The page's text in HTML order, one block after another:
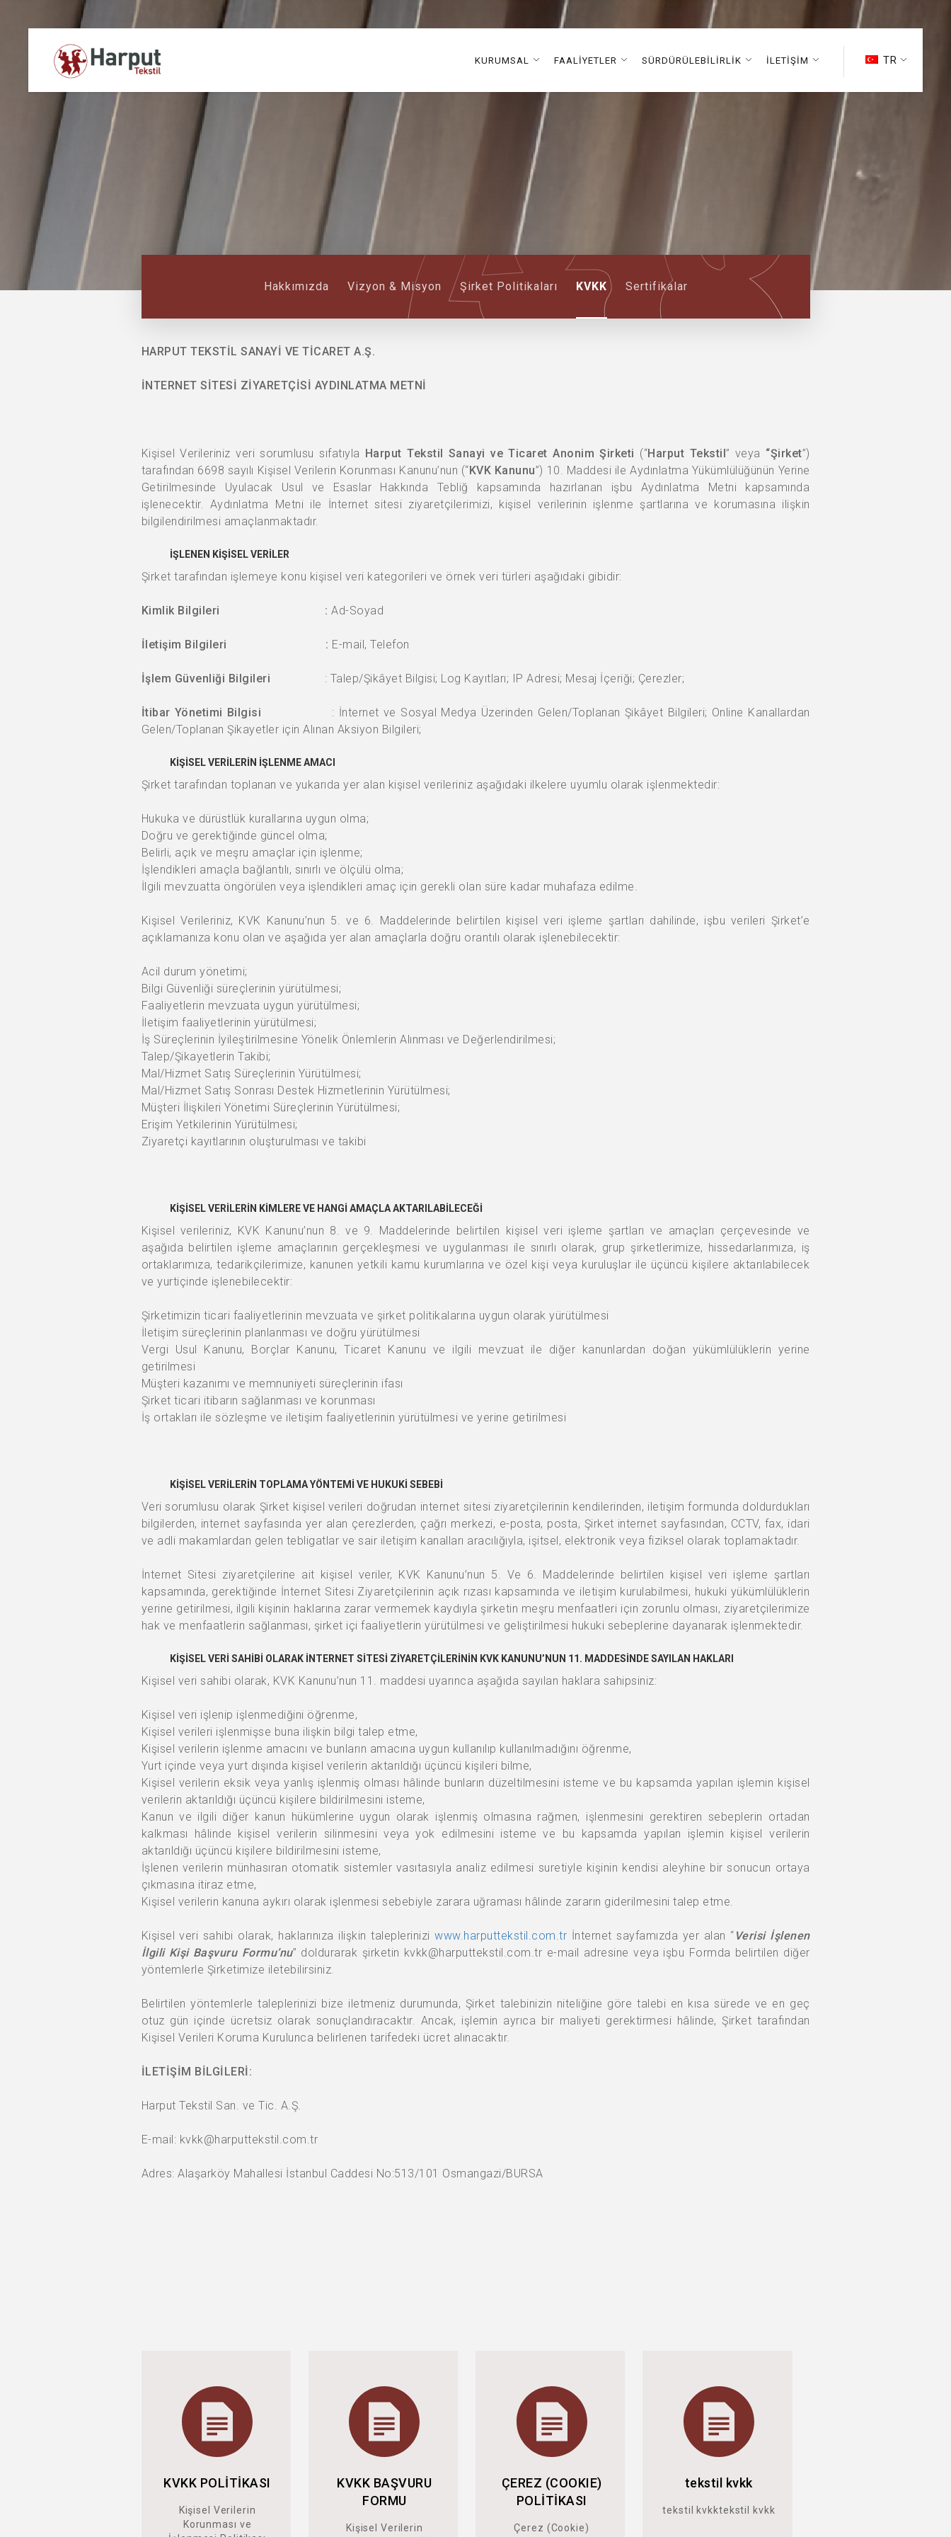
TR
KURUMSAL FAALİYETLER SÜRDÜRÜLEBİLİRLİK İLETİŞİM
Hakkımızda Vizyon & Misyon Şirket Politikaları KVKK Sertifikalar
HARPUT TEKSTİL SANAYİ VE TİCARET A.Ş.
İNTERNET SİTESİ ZİYARETÇİSİ AYDINLATMA METNİ
Kişisel Verileriniz veri sorumlusu sıfatıyla Harput Tekstil Sanayi ve Ticaret Anonim Şirketi (“Harput Tekstil” veya “Şirket”)
tarafından 6698 sayılı Kişisel Verilerin Korunması Kanunu’nun (“KVK Kanunu”) 10. Maddesi ile Aydınlatma Yükümlülüğünün Yerine
Getirilmesinde Uyulacak Usul ve Esaslar Hakkında Tebliğ kapsamında hazırlanan işbu Aydınlatma Metni kapsamında
işlenecektir. Aydınlatma Metni ile İnternet sitesi ziyaretçilerimizi, kişisel verilerinin işlenme şartlarına ve korumasına ilişkin
bilgilendirilmesi amaçlanmaktadır.
İŞLENEN KİŞİSEL VERİLER
Şirket tarafından işlemeye konu kişisel veri kategorileri ve örnek veri türleri aşağıdaki gibidir:
Kimlik Bilgileri : Ad-Soyad
İletişim Bilgileri : E-mail, Telefon
İşlem Güvenliği Bilgileri : Talep/Şikâyet Bilgisi; Log Kayıtları; IP Adresi; Mesaj İçeriği; Çerezler;
İtibar Yönetimi Bilgisi : İnternet ve Sosyal Medya Üzerinden Gelen/Toplanan Şikâyet Bilgileri; Online Kanallardan
Gelen/Toplanan Şikayetler için Alınan Aksiyon Bilgileri;
KİŞİSEL VERİLERİN İŞLENME AMACI
Şirket tarafından toplanan ve yukarıda yer alan kişisel verileriniz aşağıdaki ilkelere uyumlu olarak işlenmektedir:
Hukuka ve dürüstlük kurallarına uygun olma;
Doğru ve gerektiğinde güncel olma;
Belirli, açık ve meşru amaçlar için işlenme;
İşlendikleri amaçla bağlantılı, sınırlı ve ölçülü olma;
İlgili mevzuatta öngörülen veya işlendikleri amaç için gerekli olan süre kadar muhafaza edilme.
Kişisel Verileriniz, KVK Kanunu’nun 5. ve 6. Maddelerinde belirtilen kişisel veri işleme şartları dahilinde, işbu verileri Şirket’e
açıklamanıza konu olan ve aşağıda yer alan amaçlarla doğru orantılı olarak işlenebilecektir:
Acil durum yönetimi;
Bilgi Güvenliği süreçlerinin yürütülmesi;
Faaliyetlerin mevzuata uygun yürütülmesi;
İletişim faaliyetlerinin yürütülmesi;
İş Süreçlerinin İyileştirilmesine Yönelik Önlemlerin Alınması ve Değerlendirilmesi;
Talep/Şikayetlerin Takibi;
Mal/Hizmet Satış Süreçlerinin Yürütülmesi;
Mal/Hizmet Satış Sonrası Destek Hizmetlerinin Yürütülmesi;
Müşteri İlişkileri Yönetimi Süreçlerinin Yürütülmesi;
Erişim Yetkilerinin Yürütülmesi;
Ziyaretçi kayıtlarının oluşturulması ve takibi
KİŞİSEL VERİLERİN KİMLERE VE HANGİ AMAÇLA AKTARILABİLECEĞİ
Kişisel verileriniz, KVK Kanunu’nun 8. ve 9. Maddelerinde belirtilen kişisel veri işleme şartları ve amaçları çerçevesinde ve
aşağıda belirtilen işleme amaçlarının gerçekleşmesi ve uygulanması ile sınırlı olarak, grup şirketlerimize, hissedarlarımıza, iş
ortaklarımıza, tedarikçilerimize, kanunen yetkili kamu kurumlarına ve özel kişi veya kuruluşlar ile üçüncü kişilere aktarılabilecek
ve yurtiçinde işlenebilecektir:
Şirketimizin ticari faaliyetlerinin mevzuata ve şirket politikalarına uygun olarak yürütülmesi
İletişim süreçlerinin planlanması ve doğru yürütülmesi
Vergi Usul Kanunu, Borçlar Kanunu, Ticaret Kanunu ve ilgili mevzuat ile diğer kanunlardan doğan yükümlülüklerin yerine
getirilmesi
Müşteri kazanımı ve memnuniyeti süreçlerinin ifası
Şirket ticari itibarın sağlanması ve korunması
İş ortakları ile sözleşme ve iletişim faaliyetlerinin yürütülmesi ve yerine getirilmesi
KİŞİSEL VERİLERİN TOPLAMA YÖNTEMİ VE HUKUKİ SEBEBİ
Veri sorumlusu olarak Şirket kişisel verileri doğrudan internet sitesi ziyaretçilerinin kendilerinden, iletişim formunda doldurdukları
bilgilerden, internet sayfasında yer alan çerezlerden, çağrı merkezi, e-posta, posta, Şirket internet sayfasından, CCTV, fax, idari
ve adli makamlardan gelen tebligatlar ve sair iletişim kanalları aracılığıyla, işitsel, elektronik veya fiziksel olarak toplamaktadır.
İnternet Sitesi ziyaretçilerine ait kişisel veriler, KVK Kanunu’nun 5. Ve 6. Maddelerinde belirtilen kişisel veri işleme şartları
kapsamında, gerektiğinde İnternet Sitesi Ziyaretçilerinin açık rızası kapsamında ve iletişim kurulabilmesi, hukuki yükümlülüklerin
yerine getirilmesi, ilgili kişinin haklarına zarar vermemek kaydıyla şirketin meşru menfaatleri için zorunlu olması, ziyaretçilerimize
hak ve menfaatlerin sağlanması, şirket içi faaliyetlerin yürütülmesi ve geliştirilmesi hukuki sebeplerine dayanarak işlenmektedir.
KİŞİSEL VERİ SAHİBİ OLARAK İNTERNET SİTESİ ZİYARETÇİLERİNİN KVK KANUNU’NUN 11. MADDESİNDE SAYILAN HAKLARI
Kişisel veri sahibi olarak, KVK Kanunu’nun 11. maddesi uyarınca aşağıda sayılan haklara sahipsiniz:
Kişisel veri işlenip işlenmediğini öğrenme,
Kişisel verileri işlenmişse buna ilişkin bilgi talep etme,
Kişisel verilerin işlenme amacını ve bunların amacına uygun kullanılıp kullanılmadığını öğrenme,
Yurt içinde veya yurt dışında kişisel verilerin aktarıldığı üçüncü kişileri bilme,
Kişisel verilerin eksik veya yanlış işlenmiş olması hâlinde bunların düzeltilmesini isteme ve bu kapsamda yapılan işlemin kişisel
verilerin aktarıldığı üçüncü kişilere bildirilmesini isteme,
Kanun ve ilgili diğer kanun hükümlerine uygun olarak işlenmiş olmasına rağmen, işlenmesini gerektiren sebeplerin ortadan
kalkması hâlinde kişisel verilerin silinmesini veya yok edilmesini isteme ve bu kapsamda yapılan işlemin kişisel verilerin
aktarıldığı üçüncü kişilere bildirilmesini isteme,
İşlenen verilerin münhasıran otomatik sistemler vasıtasıyla analiz edilmesi suretiyle kişinin kendisi aleyhine bir sonucun ortaya
çıkmasına itiraz etme,
Kişisel verilerin kanuna aykırı olarak işlenmesi sebebiyle zarara uğraması hâlinde zararın giderilmesini talep etme.
Kişisel veri sahibi olarak, haklarınıza ilişkin talepleriniziwww.harputtekstil.com.tr İnternet sayfamızda yer alan “ Verisi İşlenen
İlgili Kişi Başvuru Formu’nu” doldurarak şirketin kvkk@harputtekstil.com.tr e-mail adresine veya işbu Formda belirtilen diğer
yöntemlerle Şirketimize iletebilirsiniz.
Belirtilen yöntemlerle taleplerinizi bize iletmeniz durumunda, Şirket talebinizin niteliğine göre talebi en kısa sürede ve en geç
otuz gün içinde ücretsiz olarak sonuçlandıracaktır. Ancak, işlemin ayrıca bir maliyeti gerektirmesi hâlinde, Şirket tarafından
Kişisel Verileri Koruma Kurulunca belirlenen tarifedeki ücret alınacaktır.
İLETİŞİM BİLGİLERİ:
Harput Tekstil San. ve Tic. A.Ş.
E-mail: kvkk@harputtekstil.com.tr
Adres: Alaşarköy Mahallesi İstanbul Caddesi No:513/101 Osmangazi/BURSA
KVKK POLİTİKASI
Kişisel Verilerin
Korunması ve
KVKK BAŞVURU
FORMU
Kişisel Verilerin
ÇEREZ (COOKIE)
POLİTİKASI
Çerez (Cookie)
tekstil kvkk
tekstil kvkktekstil kvkk